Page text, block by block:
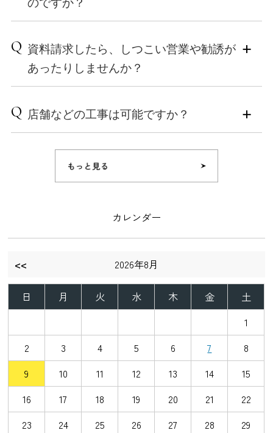
小泉木材では、地域工務店ならではの土地勘もお伝え
しつつ、お客様と二人三脚で理想の土地選びをお手伝
地はあるけれど建てられるか不安」という段階でも、
お気軽にご相談ください。土地探しから家づくりま
で、一貫してサポートいたします。
法
鎌倉市
■東京都 東京都町田市 東京都狛江市 東京都稲城市 東
がもっとも重要です。Kizukiでは、建物本体以外にかか
る諸費用も含めた全体予算の算出から、お客様のライ
タルでサポートいたします。
ご相談いただける内容
・家づくりにかかる全体の費用内訳（本体工事費・諸
・住宅ローンの選び方と借入計画（金利タイプや返済
維持費を考慮）
A
記録」で、住まいの資産価値を長く守ります。
住まいの資産価値を維持するためには、「高い住宅性
能」と「適切な維持管理」が欠かせません。Kizukiで
建てた後も確実にお住まいを守る体制を整えていま
1. 計画的なメンテナンスと「住宅履歴情報（いえかる
て）」の蓄積
事前に長期メンテナンス計画を立て、修繕やリフォー
フォームや売却時にも住まいの価値が正しく評価され
て）公式ページをご覧ください。
https://www.iekarute.or.jp/iekarute/rireki/
2. 責任を持ち有償・定期点検サポート
Kizukiでは、月額800円の有償アフターサポート体制を
採用しています。
一般的な「無償アフターフォロー」は一見魅力的です
が、企業の「善意」や経営状況に左右されやすく、長
期的に確実に継続できないケースもあります。Kizukiで
は責任を持って末永く点検を継続するため、必要な経
費を明確にし、“善意だけに頼らない確実な維持管理の
仕組み”として毎月のお費用をお預かりしております。
Q 資料請求したら、しつこい営業や勧誘が
あったりしませんか？
A
で、ご安心ください。
Q 店舗などの工事は可能ですか？
店舗の建築・施工も承っております。非住宅（住宅以
外の用途で使われる施設）もお気軽にご相談くださ
カレンダー
<< 2026年8月
日 月 火 水 木 金
土
1
2
3 4 5 6 7
8
9
10 11 12 13 14
15
16
17 18 19 20 21
22
23
24 25 26 27 28
29